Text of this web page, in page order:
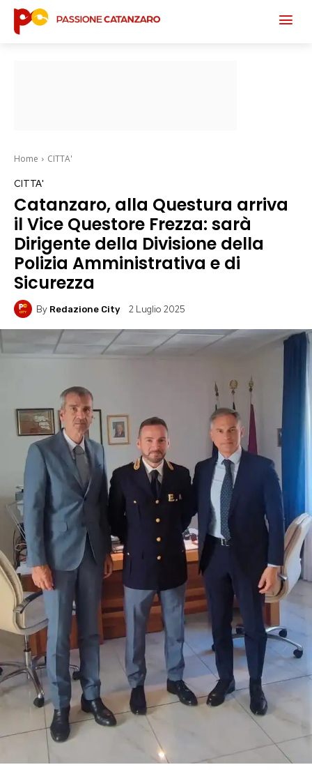
Home CITTA'
CITTA'
Catanzaro, alla Questura arriva
il Vice Questore Frezza: sarà
Dirigente della Divisione della
Polizia Amministrativa e di
Sicurezza
By Redazione City 2 Luglio 2025